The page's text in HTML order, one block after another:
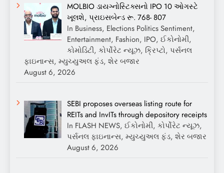
MOLBIO ડાયગ્નોસ્ટિક્સનો IPO 10 ઓગસ્ટે
ખૂલશે, પ્રાઇસબેન્ડ રૂ. 768- 807
In Business, Elections Politics Sentiment,
Entertainment, Fashion, IPO, ઈકોનોમી,
કોમોડિટી, કોર્પોરેટ ન્યૂઝ, ક્રિપ્ટો, પર્સનલ
ફાઇનાન્સ, મ્યુચ્યુઅલ ફંડ, શેર બજાર
August 6, 2026
SEBI proposes overseas listing route for
REITs and InvITs through depository receipts
In FLASH NEWS, ઈકોનોમી, કોર્પોરેટ ન્યૂઝ,
પર્સનલ ફાઇનાન્સ, મ્યુચ્યુઅલ ફંડ, શેર બજાર
August 6, 2026